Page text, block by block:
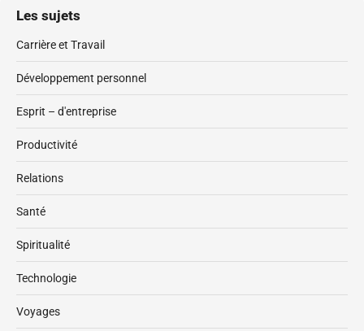
Les sujets
Carrière et Travail
Développement personnel
Esprit – d'entreprise
Productivité
Relations
Santé
Spiritualité
Technologie
Voyages